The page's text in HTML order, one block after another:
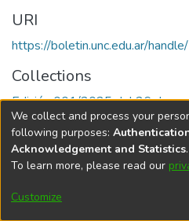
URI
https://boletin.unc.edu.ar/
Collections
Edición 001/2025 del 26 de
Universidad
We collect and process your
following purposes:
Acknowledgement and Statistics.
To learn more, please read our
Customize